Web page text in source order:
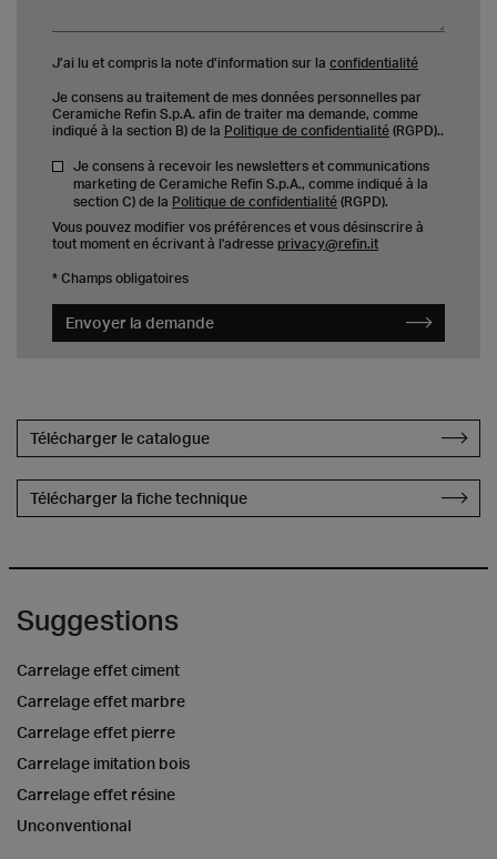
J’ai lu et compris la note d’information sur la confidentialité
Je consens au traitement de mes données personnelles par
Ceramiche Refin S.p.A. afin de traiter ma demande, comme
indiqué à la section B) de la Politique de confidentialité (RGPD)..
Je consens à recevoir les newsletters et communications
marketing de Ceramiche Refin S.p.A., comme indiqué à la
section C) de la Politique de confidentialité (RGPD).
Vous pouvez modifier vos préférences et vous désinscrire à
tout moment en écrivant à l'adresse privacy@refin.it
* Champs obligatoires
Envoyer la demande
Télécharger le catalogue
Télécharger la fiche technique
Suggestions
Carrelage effet ciment
Carrelage effet marbre
Carrelage effet pierre
Carrelage imitation bois
Carrelage effet résine
Unconventional